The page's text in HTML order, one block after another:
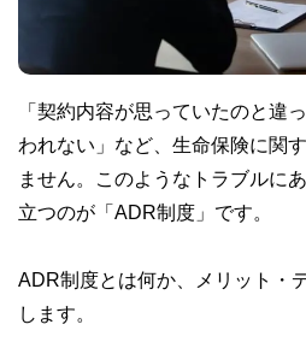
「契約内容が思っていたのと違
われない」など、生命保険に関
ません。このようなトラブルに
立つのが「ADR制度」です。
ADR制度とは何か、メリット・
します。